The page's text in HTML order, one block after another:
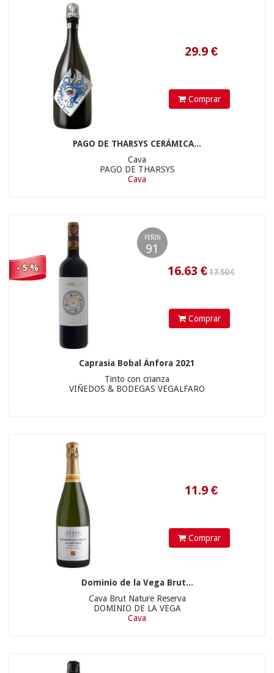
Comprar
PAGO DE THARSYS CERÁMICA...
Cava
PAGO DE THARSYS
Cava
- 5 %
PEÑIN
91
Comprar
Caprasia Bobal Ánfora 2021
Tinto con crianza
VIÑEDOS & BODEGAS VEGALFARO
11.9€
Comprar
Dominio de la Vega Brut...
Cava Brut Nature Reserva
DOMINIO DE LA VEGA
Cava